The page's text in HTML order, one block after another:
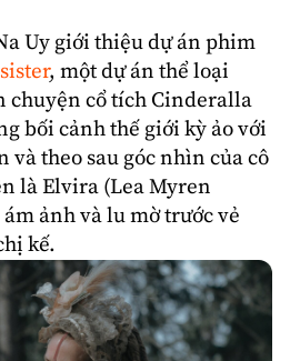
Uy giới thiệu dự án phim
, một dự án thể loại
chuyện cổ tích Cinderalla
bối cảnh thế giới kỳ ảo với
và theo sau góc nhìn của cô
là Elvira (Lea Myren
ảnh và lu mờ trước vẻ
kế.